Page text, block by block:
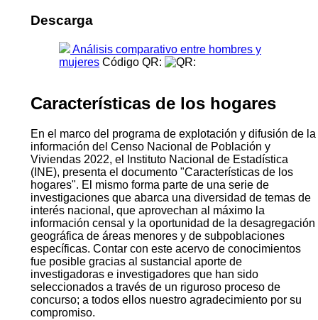
Descarga
Análisis comparativo entre hombres y
mujeres Código QR:
Características de los hogares
En el marco del programa de explotación y difusión de la
información del Censo Nacional de Población y
Viviendas 2022, el Instituto Nacional de Estadística
(INE), presenta el documento "Características de los
hogares". El mismo forma parte de una serie de
investigaciones que abarca una diversidad de temas de
interés nacional, que aprovechan al máximo la
información censal y la oportunidad de la desagregación
geográfica de áreas menores y de subpoblaciones
específicas. Contar con este acervo de conocimientos
fue posible gracias al sustancial aporte de
investigadoras e investigadores que han sido
seleccionados a través de un riguroso proceso de
concurso; a todos ellos nuestro agradecimiento por su
compromiso.